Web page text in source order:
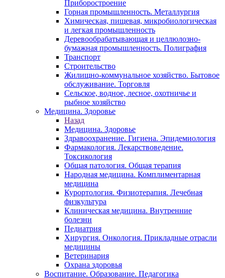
Приборостроение
Горная промышленность. Металлургия
Химическая, пищевая, микробиологическая
и легкая промышленность
Деревообрабатывающая и целлюлозно-
бумажная промышленность. Полиграфия
Транспорт
Строительство
Жилищно-коммунальное хозяйство. Бытовое
обслуживание. Торговля
Сельское, водное, лесное, охотничье и
рыбное хозяйство
Медицина. Здоровье
Назад
Медицина. Здоровье
Здравоохранение. Гигиена. Эпидемиология
Фармакология. Лекарствоведение.
Токсикология
Общая патология. Общая терапия
Народная медицина. Комплиментарная
медицина
Курортология. Физиотерапия. Лечебная
физкультура
Клиническая медицина. Внутренние
болезни
Педиатрия
Хирургия. Онкология. Прикладные отрасли
медицины
Ветеринария
Охрана здоровья
Воспитание. Образование. Педагогика